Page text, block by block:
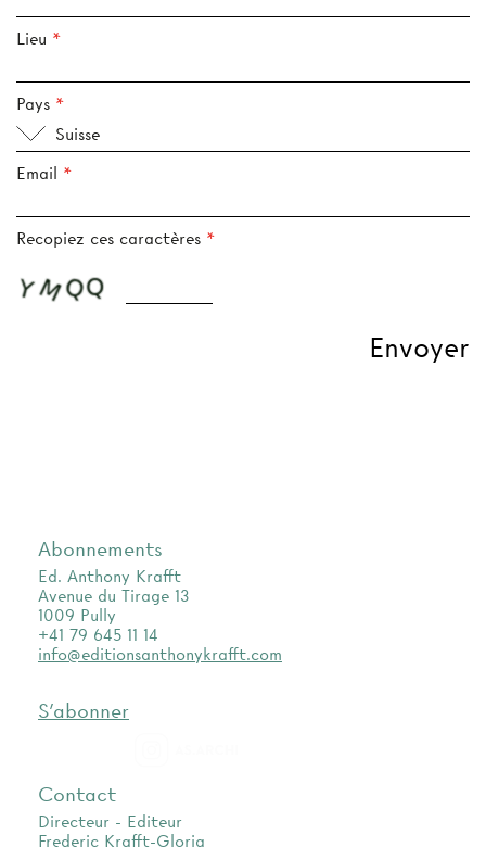
Lieu
Pays
Suisse
Email
Recopiez ces caractères
Abonnements
Ed. Anthony Krafft
Avenue du Tirage 13
1009 Pully
+41 79 645 11 14
info@editionsanthonykrafft.com
S'abonner
Contact
Directeur - Editeur
Frederic Krafft-Gloria